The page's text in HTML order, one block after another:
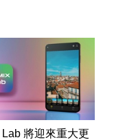
Lab 將迎來重大更